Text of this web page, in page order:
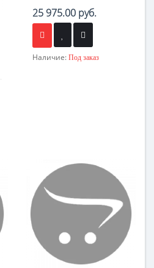
25 975.00 руб.
Наличие: Под заказ